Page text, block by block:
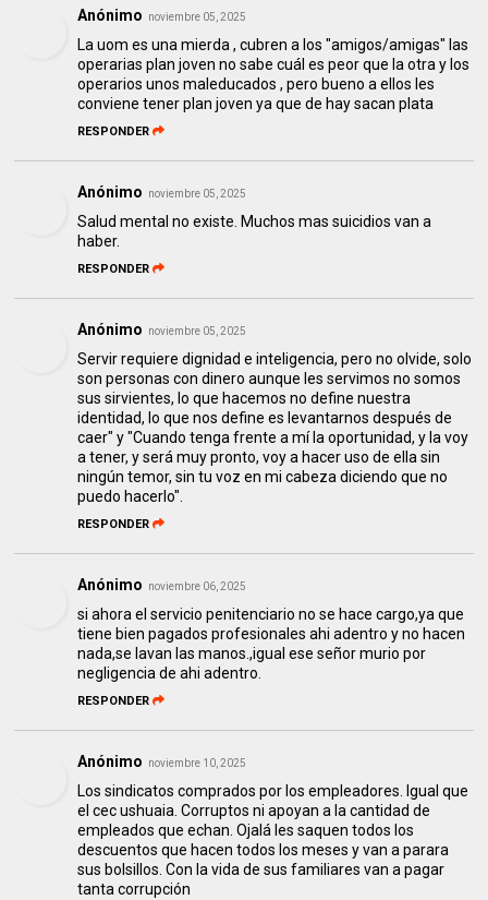
Anónimo noviembre 05, 2025
La uom es una mierda , cubren a los "amigos/amigas" las
operarias plan joven no sabe cuál es peor que la otra y los
operarios unos maleducados , pero bueno a ellos les
conviene tener plan joven ya que de hay sacan plata
RESPONDER
Anónimo noviembre 05, 2025
Salud mental no existe. Muchos mas suicidios van a
haber.
RESPONDER
Anónimo noviembre 05, 2025
Servir requiere dignidad e inteligencia, pero no olvide, solo
son personas con dinero aunque les servimos no somos
sus sirvientes, lo que hacemos no define nuestra
identidad, lo que nos define es levantarnos después de
caer" y "Cuando tenga frente a mí la oportunidad, y la voy
a tener, y será muy pronto, voy a hacer uso de ella sin
ningún temor, sin tu voz en mi cabeza diciendo que no
puedo hacerlo".
RESPONDER
Anónimo noviembre 06, 2025
si ahora el servicio penitenciario no se hace cargo,ya que
tiene bien pagados profesionales ahi adentro y no hacen
nada,se lavan las manos.,igual ese señor murio por
negligencia de ahi adentro.
RESPONDER
Anónimo noviembre 10, 2025
Los sindicatos comprados por los empleadores. Igual que
el cec ushuaia. Corruptos ni apoyan a la cantidad de
empleados que echan. Ojalá les saquen todos los
descuentos que hacen todos los meses y van a parara
sus bolsillos. Con la vida de sus familiares van a pagar
tanta corrupción